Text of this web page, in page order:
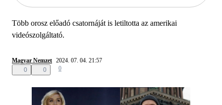
Több orosz előadó csatornáját is letiltotta az amerikai
videószolgáltató.
Magyar Nemzet 2024. 07. 04. 21:57
0
0 0